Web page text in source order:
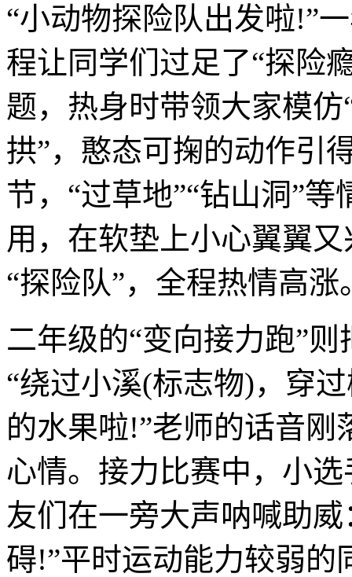
“小动物探险队出发啦!”
程让同学们过足了“探险
题，热身时带领大家模
拱”，憨态可掬的动作引
节，“过草地”“钻山洞”
用，在软垫上小心翼翼
“探险队”，全程热情高涨
二年级的“变向接力跑”
“绕过小溪(标志物)，穿
的水果啦!”老师的话音
心情。接力比赛中，小
友们在一旁大声呐喊助
碍!”平时运动能力较弱